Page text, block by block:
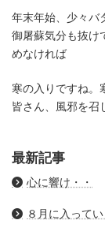
年末年始、少々バ
御屠蘇気分も抜け
めなければ
寒の入りですね。
皆さん、風邪を召
最新記事
心に響け・・
８月に入ってい